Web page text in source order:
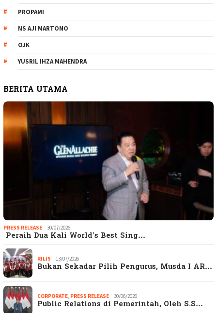
PROPAMI
NS AJI MARTONO
OJK
YUSRIL IHZA MAHENDRA
BERITA UTAMA
PRESS RELEASE 30/07/2026
Peraih Dua Kali World’s Best Sing…
RILIS 13/07/2026
Bukan Sekadar Pilih Pengurus, Musda I AR…
CORPORATE, PRESS RELEASE 30/06/2026
Public Relations di Pemerintah, Oleh S.S…